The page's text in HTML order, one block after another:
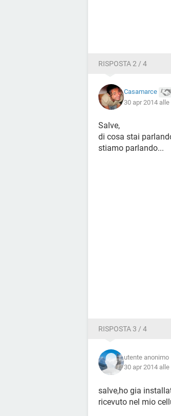
RISPOSTA 2 / 4
Casamarce
30 apr 2014 alle
Salve,
di cosa stai
stiamo parlando...
RISPOSTA 3 / 4
utente anonimo
30 apr 2014 alle
salve,ho gia
ricevuto nel mio